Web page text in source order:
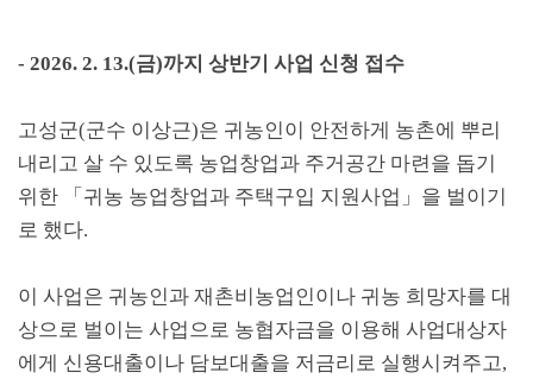
- 2026. 2. 13.(금)까지 상반기 사업 신청 접수
고성군(군수 이상근)은 귀농인이 안전하게 농촌에 뿌리
내리고 살 수 있도록 농업창업과 주거공간 마련을 돕기
위한
「 귀농 농업창업과 주택구입 지원사업 」 을 벌이기
로 했다.
이 사업은 귀농인과 재촌비농업인이나 귀농 희망자를 대
상으로 벌이는 사업으로 농협자금을 이용해 사업대상자
에게 신용대출이나 담보대출을 저금리로 실행시켜주고,